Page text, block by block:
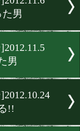
小國
ジ
ュー
なかった